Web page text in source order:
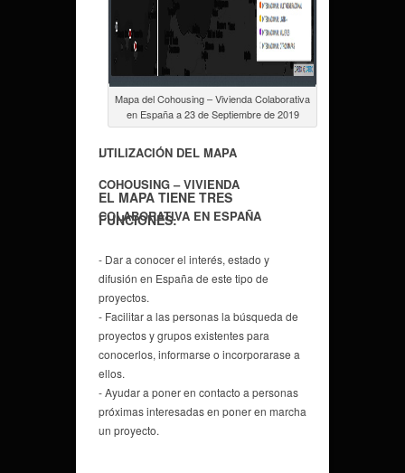
Mapa del Cohousing – Vivienda Colaborativa
en España a 23 de Septiembre de 2019
.UTILIZACIÓN DEL MAPA
COHOUSING – VIVIENDA
COLABORATIVA EN ESPAÑA
.
EL MAPA TIENE TRES
FUNCIONES:
- Dar a conocer el interés, estado y
difusión en España de este tipo de
proyectos.
- Facilitar a las personas la búsqueda de
proyectos y grupos existentes para
conocerlos, informarse o incorporarase a
ellos.
- Ayudar a poner en contacto a personas
próximas interesadas en poner en marcha
un proyecto.